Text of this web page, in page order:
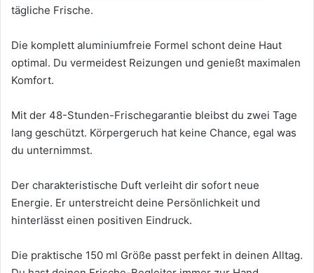
tägliche Frische.
Die komplett aluminiumfreie Formel schont deine Haut
optimal. Du vermeidest Reizungen und genießt maximalen
Komfort.
Mit der 48-Stunden-Frischegarantie bleibst du zwei Tage
lang geschützt. Körpergeruch hat keine Chance, egal was
du unternimmst.
Der charakteristische Duft verleiht dir sofort neue
Energie. Er unterstreicht deine Persönlichkeit und
hinterlässt einen positiven Eindruck.
Die praktische 150 ml Größe passt perfekt in deinen Alltag.